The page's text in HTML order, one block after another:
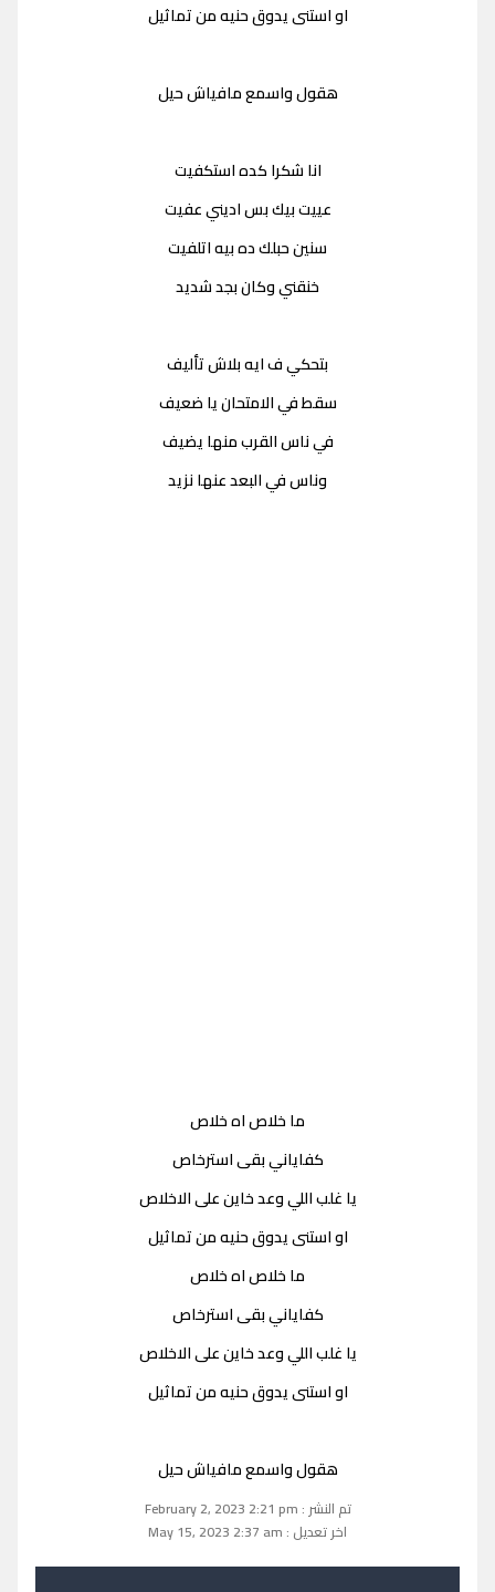
او استنى يدوق حنيه من تماثيل
هقول واسمع مافياش حيل
انا شكرا كده استكفيت
عييت بيك بس اديني عفيت
سنين حبلك ده بيه اتلفيت
خنقني وكان بجد شديد
بتحكي ف ايه بلاش تأليف
سقط في الامتحان يا ضعيف
في ناس القرب منها يضيف
وناس في البعد عنها نزيد
ما خلاص اه خلاص
كفاياني بقى استرخاص
يا غلب اللي وعد خاين على الاخلاص
او استنى يدوق حنيه من تماثيل
ما خلاص اه خلاص
كفاياني بقى استرخاص
يا غلب اللي وعد خاين على الاخلاص
او استنى يدوق حنيه من تماثيل
هقول واسمع مافياش حيل
تم النشر : February 2, 2023 2:21 pm
اخر تعديل : May 15, 2023 2:37 am